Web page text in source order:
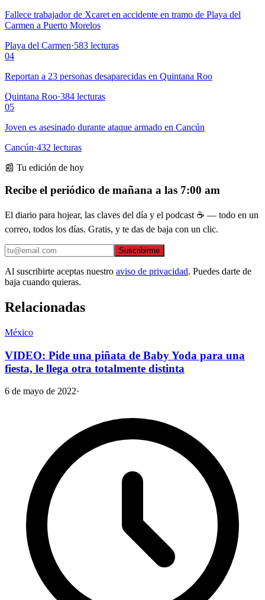
Fallece trabajador de Xcaret en accidente en tramo de Playa del
Carmen a Puerto Morelos
Playa del Carmen·583 lecturas
04
Reportan a 23 personas desaparecidas en Quintana Roo
Quintana Roo·384 lecturas
05
Joven es asesinado durante ataque armado en Cancún
Cancún·432 lecturas
📰 Tu edición de hoy
Recibe el periódico de mañana a las 7:00 am
El diario para hojear, las claves del día y el podcast ☕ — todo en un
correo, todos los días. Gratis, y te das de baja con un clic.
Suscribirme
Al suscribirte aceptas nuestro aviso de privacidad. Puedes darte de
baja cuando quieras.
Relacionadas
México
VIDEO: Pide una piñata de Baby Yoda para una
fiesta, le llega otra totalmente distinta
6 de mayo de 2022·